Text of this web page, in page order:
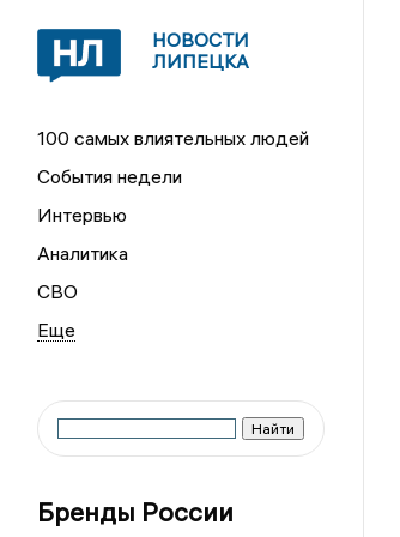
НОВОСТИ
ЛИПЕЦКА
100 самых влиятельных людей
События недели
Интервью
Аналитика
СВО
Бренды России